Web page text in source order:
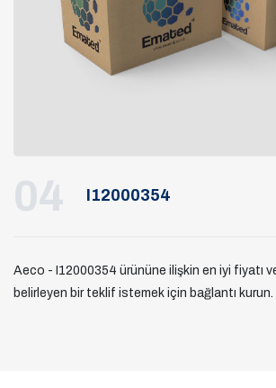
04 I12000354
Aeco - I12000354 ürününe ilişkin en iyi fiyatı
belirleyen bir teklif istemek için bağlantı kurun.